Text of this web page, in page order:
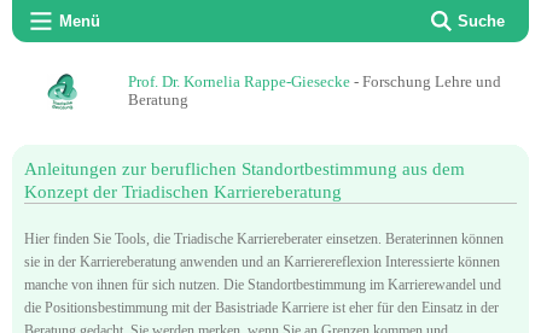
Menü Suche
Prof. Dr. Kornelia Rappe-Giesecke - Forschung Lehre und
Beratung
Anleitungen zur beruflichen Standortbestimmung aus dem
Konzept der Triadischen Karriereberatung
Hier finden Sie Tools, die Triadische Karriereberater einsetzen. Beraterinnen können
sie in der Karriereberatung anwenden und an Karrierereflexion Interessierte können
manche von ihnen für sich nutzen. Die Standortbestimmung im Karrierewandel und
die Positionsbestimmung mit der Basistriade Karriere ist eher für den Einsatz in der
Beratung gedacht. Sie werden merken, wenn Sie an Grenzen kommen und